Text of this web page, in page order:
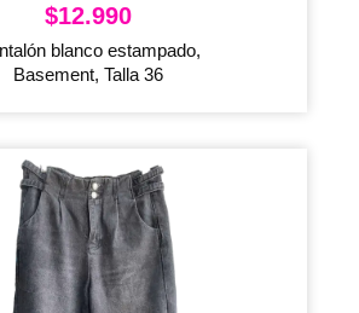
$12.990
blanco estampado,
Basement, Talla 36